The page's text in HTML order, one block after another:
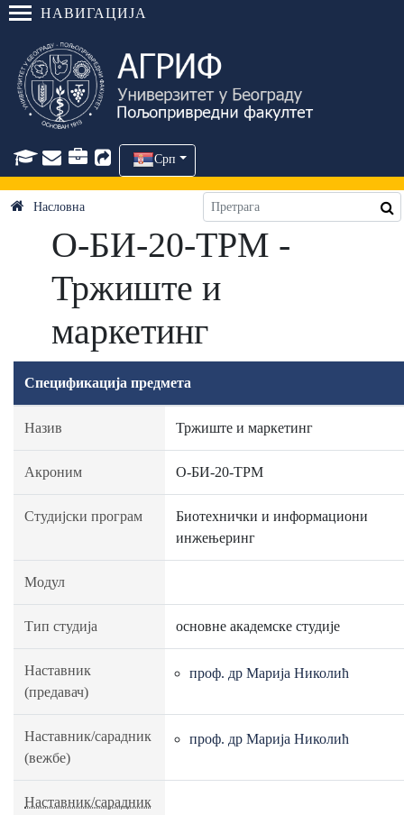
НАВИГАЦИЈА
Срп
Насловна
О-БИ-20-ТРМ -
Тржиште и
маркетинг
Спецификација предмета
Назив Тржиште и маркетинг
Акроним О-БИ-20-ТРМ
Студијски програм
Биотехнички и информациони
инжењеринг
Модул
Тип студија основне академске студије
Наставник
(предавач)
проф. др Марија Николић
Наставник/сарадник
(вежбе)
проф. др Марија Николић
Наставник/сарадник